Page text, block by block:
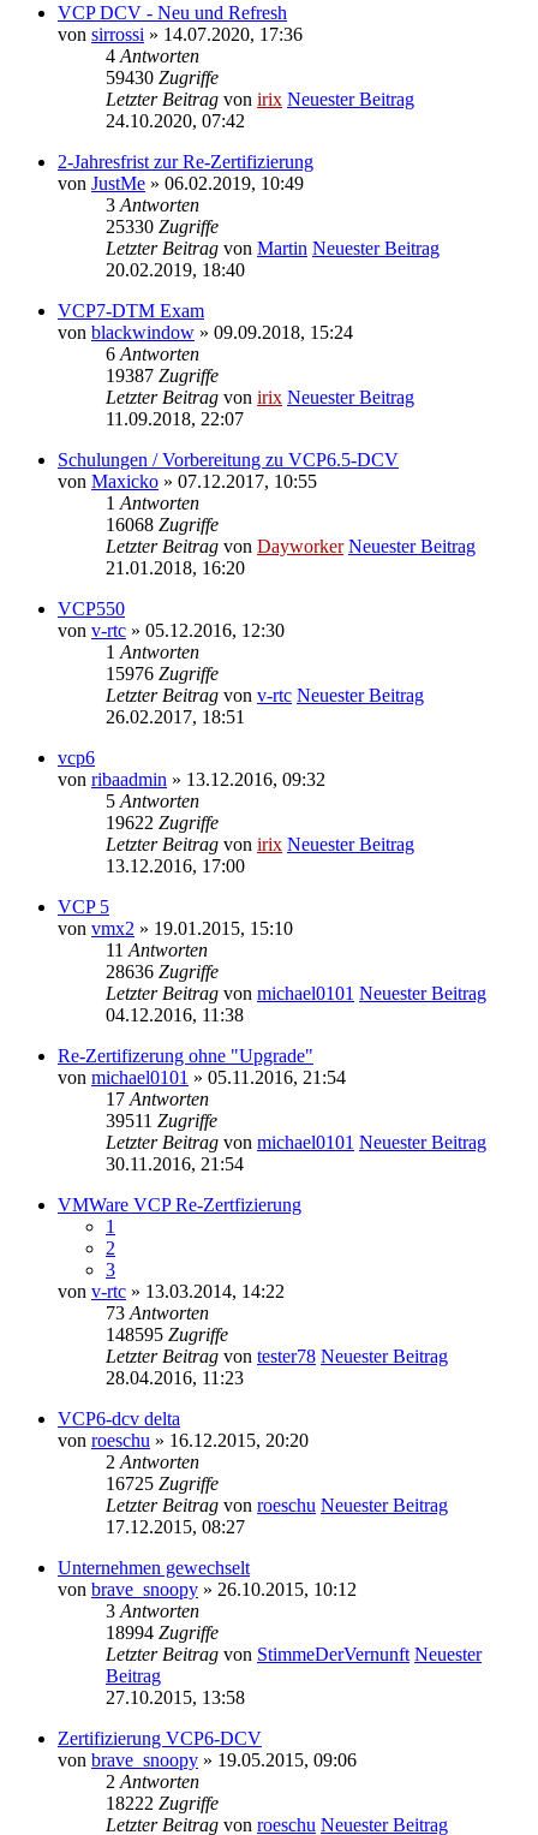
VCP DCV - Neu und Refresh
von sirrossi » 14.07.2020, 17:36
4 Antworten
59430 Zugriffe
Letzter Beitrag von irix Neuester Beitrag
24.10.2020, 07:42
2-Jahresfrist zur Re-Zertifizierung
von JustMe » 06.02.2019, 10:49
3 Antworten
25330 Zugriffe
Letzter Beitrag von Martin Neuester Beitrag
20.02.2019, 18:40
VCP7-DTM Exam
von blackwindow » 09.09.2018, 15:24
6 Antworten
19387 Zugriffe
Letzter Beitrag von irix Neuester Beitrag
11.09.2018, 22:07
Schulungen / Vorbereitung zu VCP6.5-DCV
von Maxicko » 07.12.2017, 10:55
1 Antworten
16068 Zugriffe
Letzter Beitrag von Dayworker Neuester Beitrag
21.01.2018, 16:20
VCP550
von v-rtc » 05.12.2016, 12:30
1 Antworten
15976 Zugriffe
Letzter Beitrag von v-rtc Neuester Beitrag
26.02.2017, 18:51
vcp6
von ribaadmin » 13.12.2016, 09:32
5 Antworten
19622 Zugriffe
Letzter Beitrag von irix Neuester Beitrag
13.12.2016, 17:00
VCP 5
von vmx2 » 19.01.2015, 15:10
11 Antworten
28636 Zugriffe
Letzter Beitrag von michael0101 Neuester Beitrag
04.12.2016, 11:38
Re-Zertifizerung ohne "Upgrade"
von michael0101 » 05.11.2016, 21:54
17 Antworten
39511 Zugriffe
Letzter Beitrag von michael0101 Neuester Beitrag
30.11.2016, 21:54
VMWare VCP Re-Zertfizierung
1
2
3
von v-rtc » 13.03.2014, 14:22
73 Antworten
148595 Zugriffe
Letzter Beitrag von tester78 Neuester Beitrag
28.04.2016, 11:23
VCP6-dcv delta
von roeschu » 16.12.2015, 20:20
2 Antworten
16725 Zugriffe
Letzter Beitrag von roeschu Neuester Beitrag
17.12.2015, 08:27
Unternehmen gewechselt
von brave_snoopy » 26.10.2015, 10:12
3 Antworten
18994 Zugriffe
Letzter Beitrag von StimmeDerVernunft Neuester
Beitrag
27.10.2015, 13:58
Zertifizierung VCP6-DCV
von brave_snoopy » 19.05.2015, 09:06
2 Antworten
18222 Zugriffe
Letzter Beitrag von roeschu Neuester Beitrag